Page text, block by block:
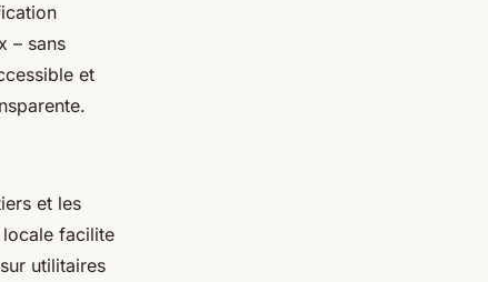
– sans
et
et les
facilite
utilitaires